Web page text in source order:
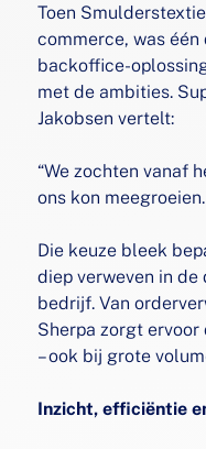
Toen
commerce, was
backoffice-
met de ambities.
Jakobsen vertelt:
“We zochten vanaf
ons kon
Die keuze bleek
diep verweven in
bedrijf. Van
Sherpa zorgt
– ook bij grote
Inzicht, efficiëntie